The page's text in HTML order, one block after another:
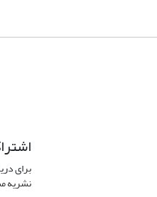
برای
نشریه